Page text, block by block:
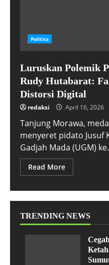
Politics
Luruskan Polemik
Rudy Hutabarat:
Distorsi Digital
redaksi April 16, 2026
Tanjung Morawa,
menyeret pidato Jusuf
Gadjah Mada (UGM)
Read More
TRENDING NEWS